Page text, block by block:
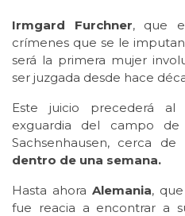
Irmgard Furchner, que
crímenes que se le
será la primera mujer
ser juzgada desde hace
Este juicio precederá
exguardia del campo
Sachsenhausen, cerca
dentro de una semana.
Hasta ahora Alemania,
fue reacia a encontrar a